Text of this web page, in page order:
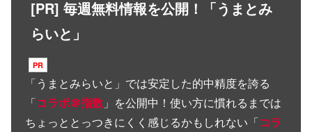
[PR] 毎週無料情報を公開！「うまとみ
らいと」
「うまとみらいと 」では安定した的中精度を誇る
「コラボ＠指数 」を公開中！使い方に慣れるまでは
ちょっととっつきにくく感じるかもしれない「コラ